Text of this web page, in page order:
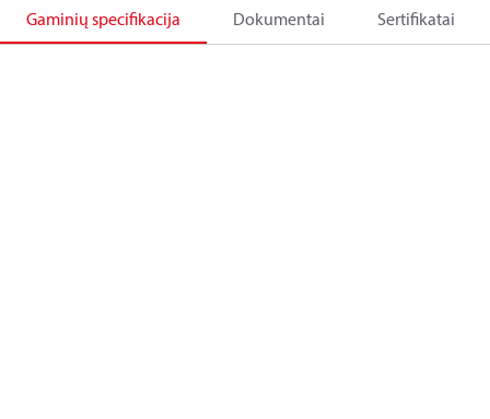
Gaminių specifikacija Dokumentai Sertifikatai